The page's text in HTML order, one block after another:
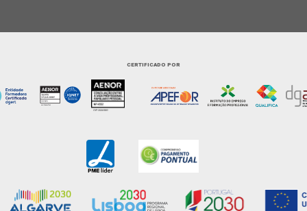
CERTIFICADO POR